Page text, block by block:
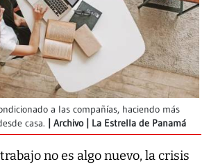
a las compañías, haciendo más
casa.
Archivo | La Estrella de Panamá
no es algo nuevo, la crisis